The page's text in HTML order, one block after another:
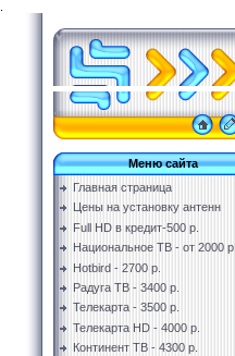
Меню сайта
Главная страница
Цены на установку антенн
Full HD в кредит-500 р.
Национальное ТВ - от 2000 р.
Hotbird - 2700 р.
Радуга ТВ - 3400 р.
Телекарта - 3500 р.
Телекарта HD - 4000 р.
Континент ТВ - 4300 р.